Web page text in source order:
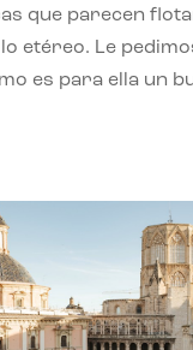
que parecen
etéreo. Le
es para ella un